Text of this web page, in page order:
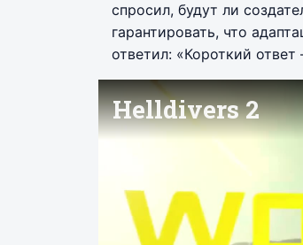
спросил, будут ли
гарантировать, что
ответил: «Короткий